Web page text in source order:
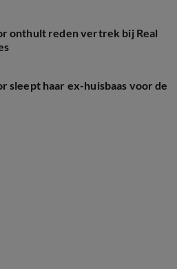
onthult reden vertrek bij Real
sleept haar ex-huisbaas voor de